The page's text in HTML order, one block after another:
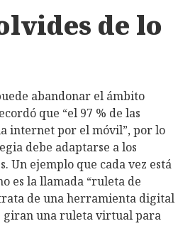
de lo
abandonar el ámbito
que “el 97 % de las
internet por el móvil”, por lo
debe adaptarse a los
Un ejemplo que cada vez está
es la llamada “ruleta de
trata de una herramienta digital
giran una ruleta virtual para